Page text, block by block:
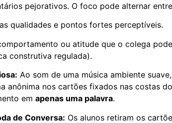
pejorativos. O foco pode alternar
qualidades e pontos fortes perceptíveis.
ou atitude que o colega
construtiva regulada).
Ao som de uma música ambiente
anônima nos cartões fixados nas costas
em apenas uma palavra.
de Conversa: Os alunos retiram os